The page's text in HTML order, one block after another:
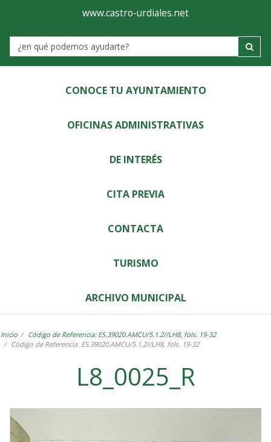
Ayuntamiento
de
Castro-
Urdiales
www.castro-urdiales.net
Label
CONOCE TU AYUNTAMIENTO
OFICINAS ADMINISTRATIVAS
DE INTERÉS
CITA PREVIA
CONTACTA
TURISMO
ARCHIVO MUNICIPAL
Inicio
Código de Referencia: ES.39020.AMCU/5.1.2//LH8, fols. 19-32
Código de Referencia: ES.39020.AMCU/5.1.2//LH8, fols. 19-32
L8_0025_R